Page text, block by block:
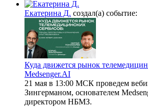
Екатерина Д. создал(а) событие:
Куда движется рынок
Medsenger.AI
21 мая в 13:00 МСК проведем
Зингерманом, основателем
директором НБМЗ.